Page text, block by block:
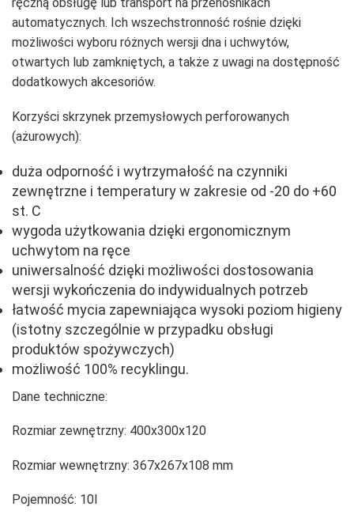
ręczną obsługę lub transport na przenośnikach
automatycznych. Ich wszechstronność rośnie dzięki
możliwości wyboru różnych wersji dna i uchwytów,
otwartych lub zamkniętych, a także z uwagi na dostępność
dodatkowych akcesoriów.
Korzyści skrzynek przemysłowych perforowanych
(ażurowych):
duża odporność i wytrzymałość na czynniki
zewnętrzne i temperatury w zakresie od -20 do +60
st. C
wygoda użytkowania dzięki ergonomicznym
uchwytom na ręce
uniwersalność dzięki możliwości dostosowania
wersji wykończenia do indywidualnych potrzeb
łatwość mycia zapewniająca wysoki poziom higieny
(istotny szczególnie w przypadku obsługi
produktów spożywczych)
możliwość 100% recyklingu.
Dane techniczne:
Rozmiar zewnętrzny: 400x300x120
Rozmiar wewnętrzny: 367x267x108 mm
Pojemność: 10l